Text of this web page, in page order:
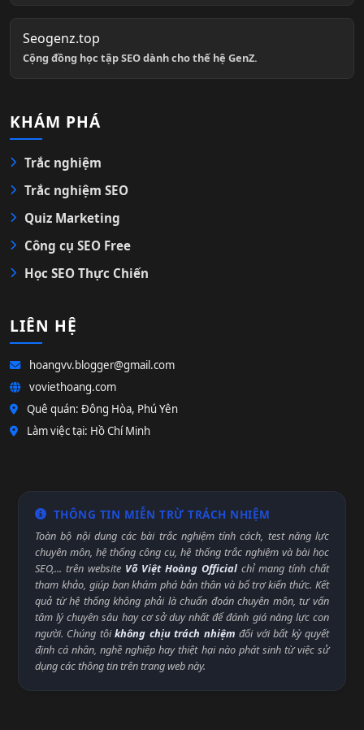
Seogenz.top
Cộng đồng học tập SEO dành cho thế hệ GenZ.
KHÁM PHÁ
Trắc nghiệm
Trắc nghiệm SEO
Quiz Marketing
Công cụ SEO Free
Học SEO Thực Chiến
LIÊN HỆ
hoangvv.blogger@gmail.com
voviethoang.com
Quê quán: Đông Hòa, Phú Yên
Làm việc tại: Hồ Chí Minh
THÔNG TIN MIỄN TRỪ TRÁCH NHIỆM
Toàn bộ nội dung các bài trắc nghiệm tính cách, test năng lực
chuyên môn, hệ thống công cụ, hệ thống trắc nghiệm và bài học
SEO,... trên website Võ Việt Hoàng Official chỉ mang tính chất
tham khảo, giúp bạn khám phá bản thân và bổ trợ kiến thức. Kết
quả từ hệ thống không phải là chuẩn đoán chuyên môn, tư vấn
tâm lý chuyên sâu hay cơ sở duy nhất để đánh giá năng lực con
người. Chúng tôikhông chịu trách nhiệm đối với bất kỳ quyết
định cá nhân, nghề nghiệp hay thiệt hại nào phát sinh từ việc sử
dụng các thông tin trên trang web này.